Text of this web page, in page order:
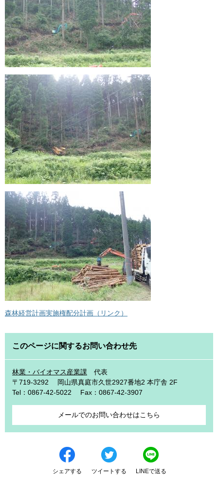
森林経営計画実施権配分計画（リンク）
このページに関するお問い合わせ先
林業・バイオマス産業課
代表
〒719-3292
岡山県真庭市久世2927番地2 本庁舎 2F
Tel：0867-42-5022
Fax：0867-42-3907
メールでのお問い合わせはこちら
シェアする ツイートする LINEで送る